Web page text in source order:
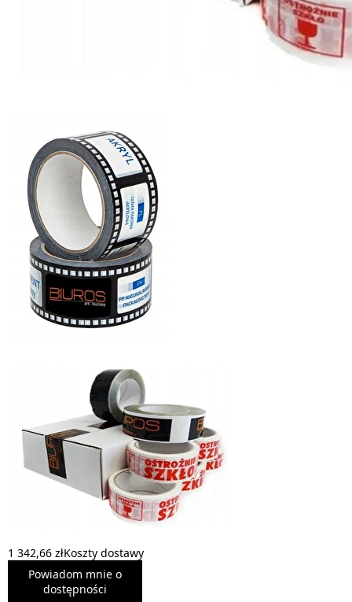
1 342,66 złKoszty dostawy
Powiadom mnie o
dostępności